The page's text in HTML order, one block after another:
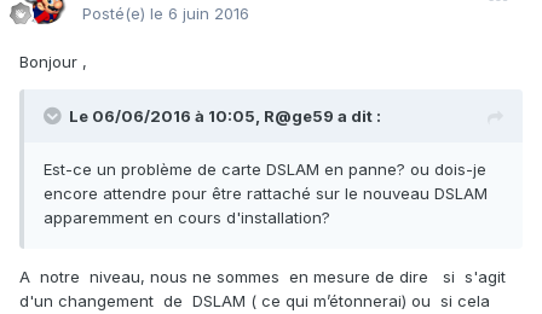
Posté(e) le 6 juin 2016
Bonjour ,
Le 06/06/2016 à 10:05, R@ge59 a dit :
Est-ce un problème de carte DSLAM en panne? ou dois-je
encore attendre pour être rattaché sur le nouveau DSLAM
apparemment en cours d'installation?
A notre niveau, nous ne sommes en mesure de dire si s'agit
d'un changement de DSLAM ( ce qui m’étonnerai) ou si cela